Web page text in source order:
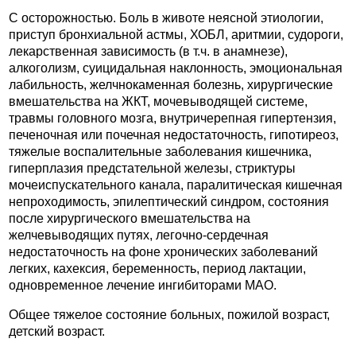
C осторожностью. Боль в животе неясной этиологии,
приступ бронхиальной астмы, ХОБЛ, аритмии, судороги,
лекарственная зависимость (в т.ч. в анамнезе),
алкоголизм, суицидальная наклонность, эмоциональная
лабильность, желчнокаменная болезнь, хирургические
вмешательства на ЖКТ, мочевыводящей системе,
травмы головного мозга, внутричерепная гипертензия,
печеночная или почечная недостаточность, гипотиреоз,
тяжелые воспалительные заболевания кишечника,
гиперплазия предстательной железы, стриктуры
мочеиспускательного канала, паралитическая кишечная
непроходимость, эпилептический синдром, состояния
после хирургического вмешательства на
желчевыводящих путях, легочно-сердечная
недостаточность на фоне хронических заболеваний
легких, кахексия, беременность, период лактации,
одновременное лечение ингибиторами МАО.
Общее тяжелое состояние больных, пожилой возраст,
детский возраст.